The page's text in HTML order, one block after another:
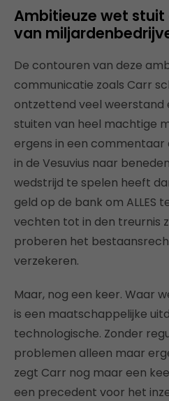
Ambitieuze wet
van
De contouren van deze
communicatie zoals Carr
ontzettend veel weerstand
stuiten van heel machtige
ergens in een commentaar
in de Vesuvius naar
wedstrijd te spelen heeft
geld op de bank om ALLES
vechten tot in den treurnis
proberen het
verzekeren.
Maar, nog een keer. Waar
is een maatschappelijke
technologische. Zonder
problemen alleen maar
zegt Carr nog maar een
een precedent voor het